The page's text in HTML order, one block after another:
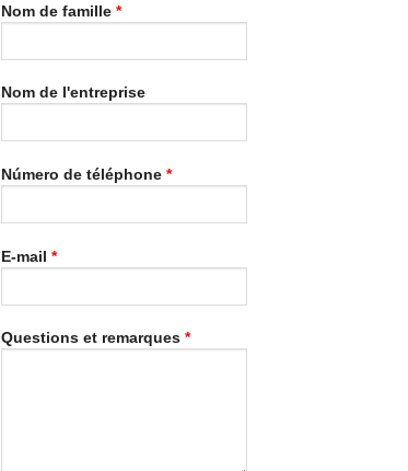
Nom de famille *
Nom de l'entreprise
Número de téléphone *
E-mail *
Questions et remarques *